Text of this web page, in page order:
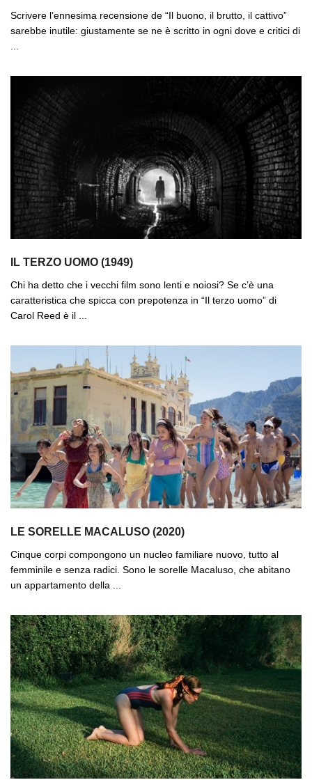
Scrivere l’ennesima recensione de “Il buono, il brutto, il cattivo”
sarebbe inutile: giustamente se ne è scritto in ogni dove e critici di
...
IL TERZO UOMO (1949)
Chi ha detto che i vecchi film sono lenti e noiosi? Se c’è una
caratteristica che spicca con prepotenza in “Il terzo uomo” di
Carol Reed è il ...
LE SORELLE MACALUSO (2020)
Cinque corpi compongono un nucleo familiare nuovo, tutto al
femminile e senza radici. Sono le sorelle Macaluso, che abitano
un appartamento della ...